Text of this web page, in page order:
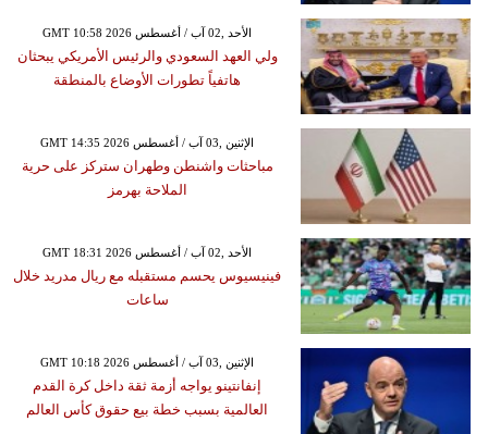
GMT 10:58 2026 الأحد ,02 آب / أغسطس
ولي العهد السعودي والرئيس الأمريكي يبحثان
هاتفياً تطورات الأوضاع بالمنطقة
GMT 14:35 2026 الإثنين ,03 آب / أغسطس
مباحثات واشنطن وطهران ستركز على حرية
الملاحة بهرمز
GMT 18:31 2026 الأحد ,02 آب / أغسطس
فينيسيوس يحسم مستقبله مع ريال مدريد خلال
ساعات
GMT 10:18 2026 الإثنين ,03 آب / أغسطس
إنفانتينو يواجه أزمة ثقة داخل كرة القدم
العالمية بسبب خطة بيع حقوق كأس العالم